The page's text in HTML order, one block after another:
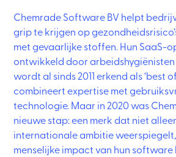
Chemrade Software BV helpt
grip te krijgen op
met gevaarlijke stoffen. Hun SaaS-
ontwikkeld door
wordt al sinds 2011 erkend als ‘best
combineert expertise met
technologie. Maar in 2020 was
nieuwe stap: een merk dat niet
internationale ambitie
menselijke impact van hun